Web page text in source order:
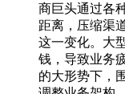
商巨头通过各
距离，压缩渠
这一变化。大
钱，导致业务
的大形势下，